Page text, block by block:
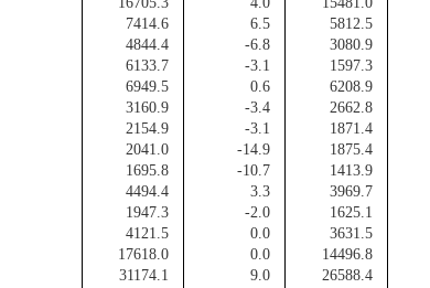
7414.6 6.5 5812.5
4844.4 -6.8 3080.9
6133.7 -3.1 1597.3
6949.5 0.6 6208.9
3160.9 -3.4 2662.8
2154.9 -3.1 1871.4
2041.0 -14.9 1875.4
1695.8 -10.7 1413.9
4494.4 3.3 3969.7
1947.3 -2.0 1625.1
4121.5 0.0 3631.5
17618.0 0.0 14496.8
31174.1 9.0 26588.4